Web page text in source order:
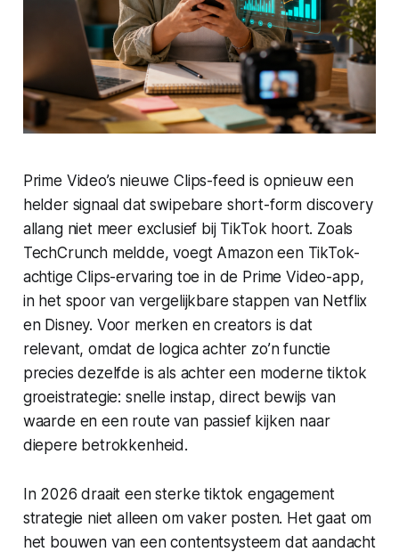
Prime Video’s nieuwe Clips-feed is opnieuw een
helder signaal dat swipebare short-form discovery
allang niet meer exclusief bij TikTok hoort. Zoals
TechCrunch meldde, voegt Amazon een TikTok-
achtige Clips-ervaring toe in de Prime Video-app,
in het spoor van vergelijkbare stappen van Netflix
en Disney. Voor merken en creators is dat
relevant, omdat de logica achter zo’n functie
precies dezelfde is als achter een moderne tiktok
groeistrategie: snelle instap, direct bewijs van
waarde en een route van passief kijken naar
diepere betrokkenheid.
In 2026 draait een sterke tiktok engagement
strategie niet alleen om vaker posten. Het gaat om
het bouwen van een contentsysteem dat aandacht